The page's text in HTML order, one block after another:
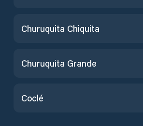
Churuquita Chiquita
Churuquita Grande
Coclé